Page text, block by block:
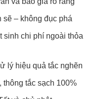
sẽ – không đục phá
sinh chi phí ngoài thỏa
lý hiệu quả tắc nghẽn
thông tắc sạch 100%